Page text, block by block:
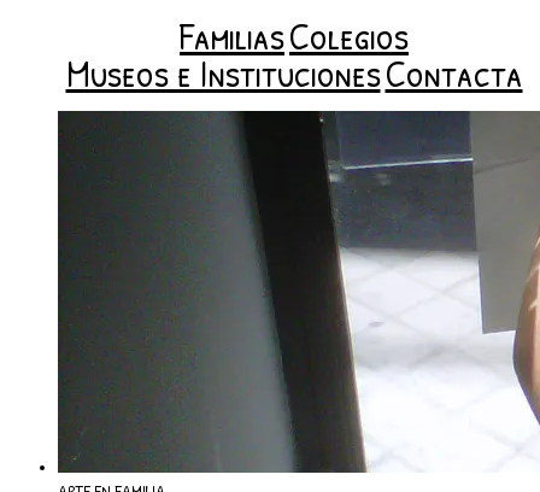
FamiliasColegios
Museos e InstitucionesContacta